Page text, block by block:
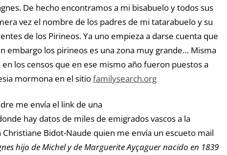
De hecho encontramos a mi bisabuelo y todos sus
vez el nombre de los padres de mi tatarabuelo y su
de los Pirineos. Ya uno empieza a darse cuenta que
embargo los pirineos es una zona muy grande… Misma
los censos que en ese mismo año fueron puestos a
mormona en el sitiofamilysearch.org
me envía el link de una
hay datos de miles de emigrados vascos a la
Christiane Bidot-Naude quien me envía un escueto mail
hijo de Michel y de Marguerite Ayçaguer nacido en 1839